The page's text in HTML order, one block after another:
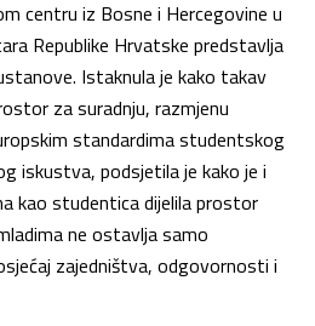
centru iz Bosne i Hercegovine u
Republike Hrvatske predstavlja
Istaknula je kako takav
za suradnju, razmjenu
standardima studentskog
iskustva, podsjetila je kako je i
kao studentica dijelila prostor
ne ostavlja samo
zajedništva, odgovornosti i